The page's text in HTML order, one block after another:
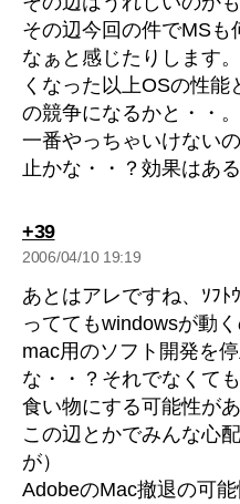
その辺今回の件でMS
なぁと感じたりします
くなった以上OSの性能
の競争になるかと・・。
一番やっちゃいけない
止かな・・？効果はあ
+39の
発
2006/04/10 19:19
あとはアレですね、ｿﾌﾄ
っててもwindowsが動
mac用のソフト開発を
な・・？それでなくて
食い物にする可能性が
この辺とかでみんな心
が）
AdobeのMac撤退の可